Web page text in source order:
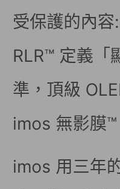
受保護的內
RLR™ 定義「
準，頂級
imos 無影膜™
imos 用三年